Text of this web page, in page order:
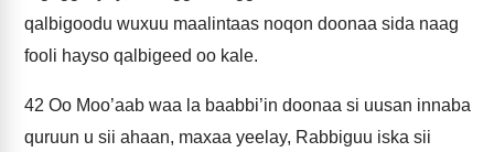
qalbigoodu wuxuu maalintaas noqon doonaa sida naag
fooli hayso qalbigeed oo kale.
42 Oo Moo’aab waa la baabbi’in doonaa si uusan innaba
quruun u sii ahaan, maxaa yeelay, Rabbiguu iska sii